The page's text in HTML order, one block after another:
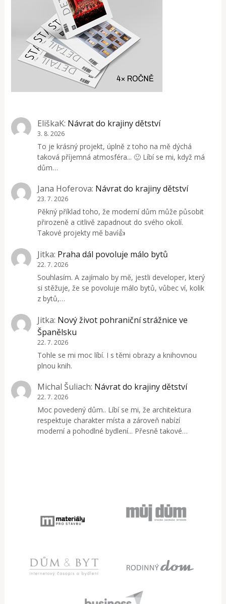
EliškaK: Návrat do krajiny dětství
3. 8. 2026
To je krásný projekt, úplně z toho na mě dýchá
taková příjemná atmosféra... 🙂 Líbí se mi, když má
dům…
Jana Hoferova: Návrat do krajiny dětství
23. 7. 2026
Pěkný příklad toho, že moderní dům může působit
přirozeně a citlivě zapadnout do svého okolí.
Takové projekty mě baví👍
Jitka: Praha dál povoluje málo bytů
22. 7. 2026
Souhlasím. A zajímalo by mě, jestli developer, který
si stěžuje, že se povoluje málo bytů, vůbec ví, kolik
z bytů,…
Jitka: Nový život pohraniční strážnice ve
Španělsku
22. 7. 2026
Tohle se mi moc líbí. I s těmi obrazy a knihovnou
plnou knih.
Michal Šuliach: Návrat do krajiny dětství
22. 7. 2026
Moc povedený dům.. Líbí se mi, že architektura
respektuje charakter místa a zároveň nabízí
moderní a pohodlné bydlení... Přesně takové…